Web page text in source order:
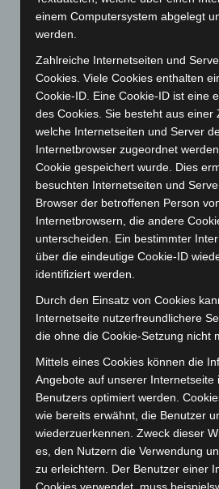
März 2024(103)
Januar 2024 (111)
Dezember 2023(130)
November 2023(130)
September 2023(133)
August 2023 (134)
Juli 2023 (118)
Juni 2023(142)
Mai 2023(139)
März 2023
(174)
Februar 2023(154)
Januar 2023(140)
Dezember 2022(130)
November 2022
(167)
Oktober 2022(166)
September 2022(205)
August 2022(166)
einem Computersystem abgelegt
werden.
Zahlreiche Internetseiten und
Cookies. Viele Cookies enthalten
Cookie-ID. Eine Cookie-ID ist eine
des Cookies. Sie besteht aus einer
welche Internetseiten und Server
Internetbrowser zugeordnet
Cookie gespeichert wurde. Dies
besuchten Internetseiten und
Browser der betroffenen Person
Internetbrowsern, die andere
unterscheiden. Ein bestimmter
über die eindeutige Cookie-ID
identifiziert werden.
Durch den Einsatz von Cookies
Internetseite nutzerfreundlichere
die ohne die Cookie-Setzung nicht
Mittels eines Cookies können die
Angebote auf unserer Internetseite
Benutzers optimiert werden.
wie bereits erwähnt, die Benutzer
wiederzuerkennen. Zweck dieser
es, den Nutzern die Verwendung
zu erleichtern. Der Benutzer einer